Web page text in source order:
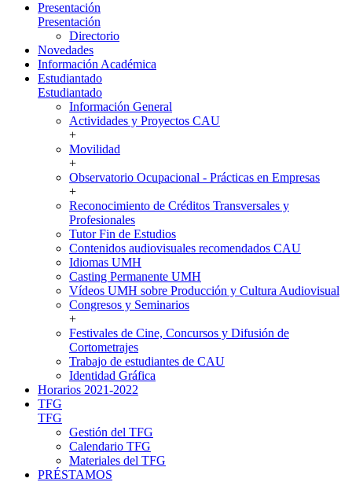
Presentación
Presentación
Directorio
Novedades
Información Académica
Estudiantado
Estudiantado
Información General
Actividades y Proyectos CAU
+
Movilidad
+
Observatorio Ocupacional - Prácticas en Empresas
+
Reconocimiento de Créditos Transversales y
Profesionales
Tutor Fin de Estudios
Contenidos audiovisuales recomendados CAU
Idiomas UMH
Casting Permanente UMH
Vídeos UMH sobre Producción y Cultura Audiovisual
Congresos y Seminarios
+
Festivales de Cine, Concursos y Difusión de
Cortometrajes
Trabajo de estudiantes de CAU
Identidad Gráfica
Horarios 2021-2022
TFG
TFG
Gestión del TFG
Calendario TFG
Materiales del TFG
PRÉSTAMOS